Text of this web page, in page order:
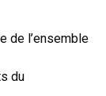
de l’ensemble
du